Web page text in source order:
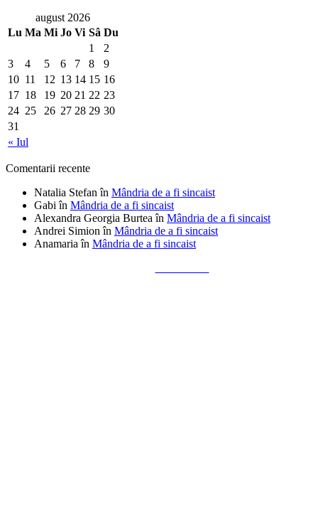
august 2026
Lu Ma Mi Jo Vi Sâ Du
« Iul
1
2
3
4 5 6 7 8
9
10 11 12 13 14 15 16
17 18 19 20 21 22 23
24 25 26 27 28 29 30
31
Comentarii recente
Natalia Stefan în Mândria de a fi sincaist
Gabi în Mândria de a fi sincaist
Alexandra Georgia Burtea în Mândria de a fi sincaist
Andrei Simion în Mândria de a fi sincaist
Anamaria în Mândria de a fi sincaist